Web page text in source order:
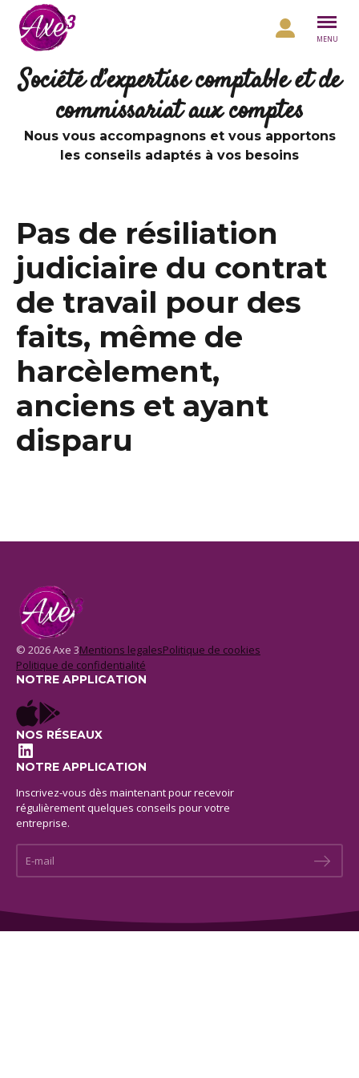
Aller au contenu
MENU
Société d’expertise comptable et de
commissariat aux comptes
Nous vous accompagnons et vous apportons
les conseils adaptés à vos besoins
Pas de résiliation
judiciaire du contrat
de travail pour des
faits, même de
harcèlement,
anciens et ayant
disparu
© 2026 Axe 3Mentions legalesPolitique de cookies
Politique de confidentialité
NOTRE APPLICATION
NOS RÉSEAUX
LinkedIn
NOTRE APPLICATION
Inscrivez-vous dès maintenant pour recevoir
régulièrement quelques conseils pour votre
entreprise.